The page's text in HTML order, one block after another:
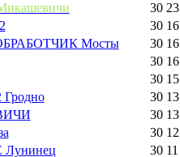
30 23
30 16
Мосты 30 16
30 16
30 15
30 13
30 13
30 12
30 11